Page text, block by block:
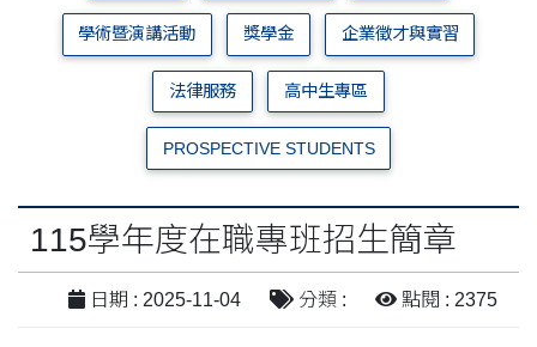
學術暨演講活動 獎學金 企業徵才與實習
法律服務 高中生專區
PROSPECTIVE STUDENTS
115學年度在職專班招生簡章
日期 : 2025-11-04 分類 : 點閱 : 2375